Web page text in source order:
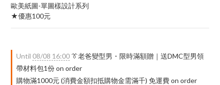
歐美紙圖-單圖樣設計系列
★優惠100元
Until 08/08 16:00 👔老爸變型男・限時滿額贈｜送DMC型男領
帶材料包1份 on order
購物滿1000元 (消費金額扣抵購物金需滿千) 免運費 on order